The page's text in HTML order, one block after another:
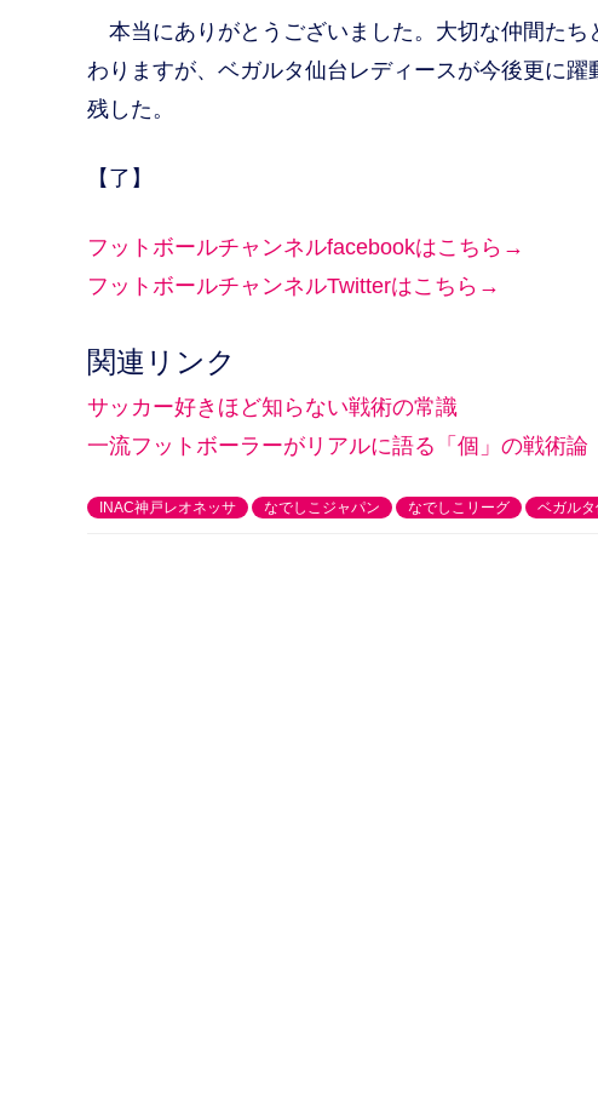
本当にありがとうございました。大切な仲間た
わりますが、ベガルタ仙台レディースが今後更に
残した。
【了】
フットボールチャンネルfacebookはこちら→
フットボールチャンネルTwitterはこちら→
関連リンク
サッカー好きほど知らない戦術の常識
一流フットボーラーがリアルに語る「個」の戦術論
INAC神戸レオネッサ なでしこジャパン なでしこリーグ ベガル